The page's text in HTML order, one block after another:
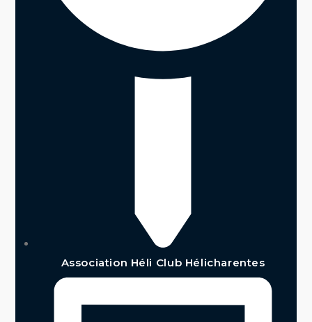
Association Héli Club Hélicharentes